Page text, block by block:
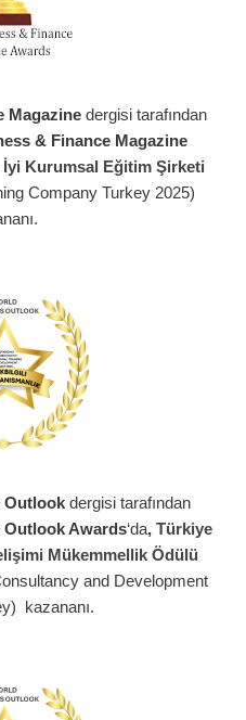
Magazine dergisi tarafından
& Finance Magazine
İyi Kurumsal Eğitim Şirketi
Company Turkey 2025)
Outlook dergisi tarafından
Awards‘da, Türkiye
Mükemmellik Ödülü
and Development
kazananı.